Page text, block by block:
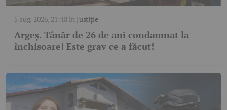
5 aug. 2026, 21:48în Justiție
Argeș. Tânăr de 26 de ani condamnat la
închisoare! Este grav ce a făcut!